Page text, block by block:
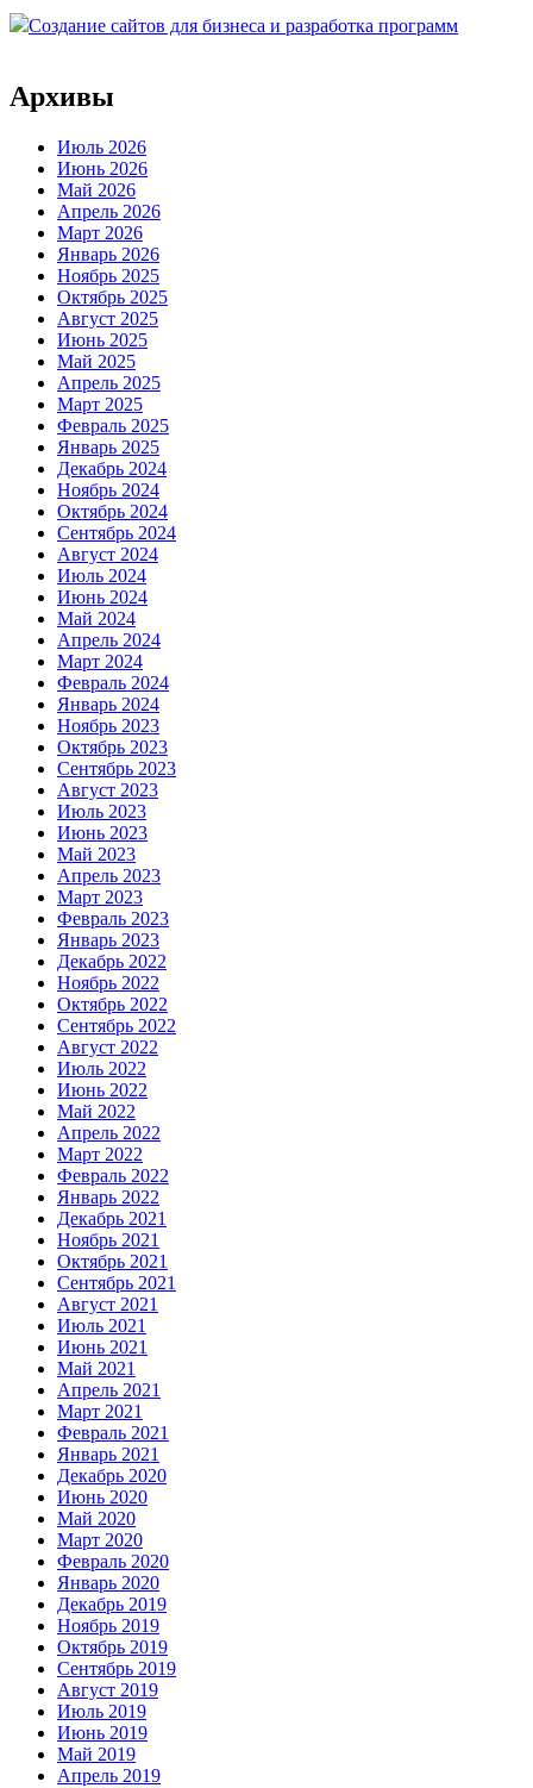
Создание сайтов для бизнеса и разработка программ
Архивы
Июль 2026
Июнь 2026
Май 2026
Апрель 2026
Март 2026
Январь 2026
Ноябрь 2025
Октябрь 2025
Август 2025
Июнь 2025
Май 2025
Апрель 2025
Март 2025
Февраль 2025
Январь 2025
Декабрь 2024
Ноябрь 2024
Октябрь 2024
Сентябрь 2024
Август 2024
Июль 2024
Июнь 2024
Май 2024
Апрель 2024
Март 2024
Февраль 2024
Январь 2024
Ноябрь 2023
Октябрь 2023
Сентябрь 2023
Август 2023
Июль 2023
Июнь 2023
Май 2023
Апрель 2023
Март 2023
Февраль 2023
Январь 2023
Декабрь 2022
Ноябрь 2022
Октябрь 2022
Сентябрь 2022
Август 2022
Июль 2022
Июнь 2022
Май 2022
Апрель 2022
Март 2022
Февраль 2022
Январь 2022
Декабрь 2021
Ноябрь 2021
Октябрь 2021
Сентябрь 2021
Август 2021
Июль 2021
Июнь 2021
Май 2021
Апрель 2021
Март 2021
Февраль 2021
Январь 2021
Декабрь 2020
Июнь 2020
Май 2020
Март 2020
Февраль 2020
Январь 2020
Декабрь 2019
Ноябрь 2019
Октябрь 2019
Сентябрь 2019
Август 2019
Июль 2019
Июнь 2019
Май 2019
Апрель 2019